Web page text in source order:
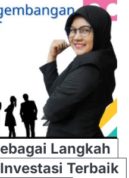
Langkah
Terbaik